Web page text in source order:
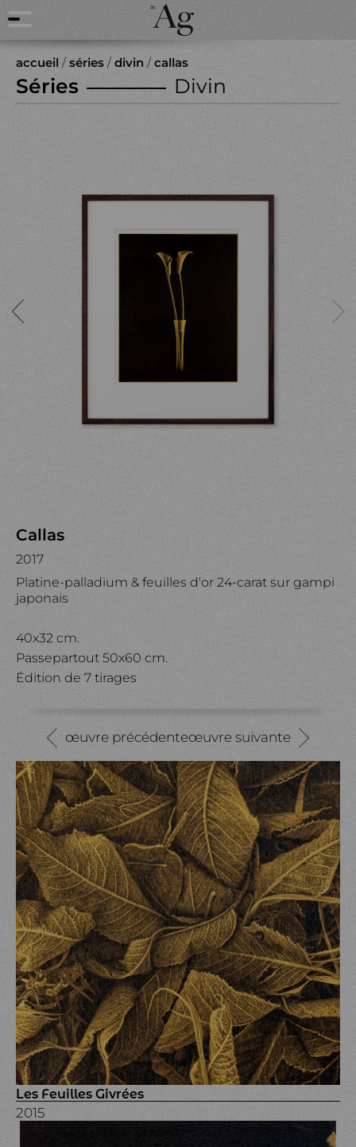
accueil / séries / divin / callas
Séries Divin
Callas
2017
Platine-palladium & feuilles d'or 24-carat sur gampi
japonais
40x32 cm.
Passepartout 50x60 cm.
Édition de 7 tirages
œuvre précédenteœuvre suivante
Les Feuilles Givrées
2015